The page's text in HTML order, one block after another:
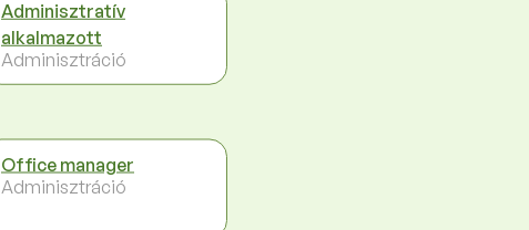
Adminisztratív
alkalmazott
Adminisztráció
Office manager
Adminisztráció